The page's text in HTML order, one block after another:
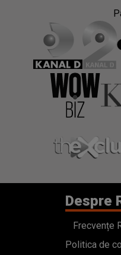
Despre
Frecvențe
Politica de